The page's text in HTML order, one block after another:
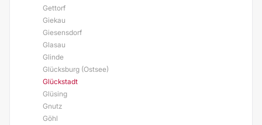
Gettorf
Giekau
Giesensdorf
Glasau
Glinde
Glücksburg (Ostsee)
Glückstadt
Glüsing
Gnutz
Göhl